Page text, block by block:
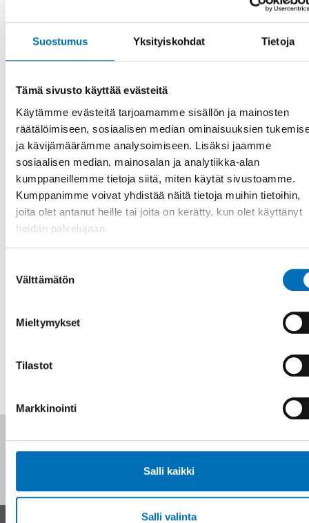
Suostumus Yksityiskohdat Tietoja
Tämä sivusto käyttää evästeitä
Käytämme evästeitä tarjoamamme sisällön ja mainosten
räätälöimiseen, sosiaalisen median ominaisuuksien
ja kävijämäärämme analysoimiseen. Lisäksi jaamme
sosiaalisen median, mainosalan ja analytiikka-alan
kumppaneillemme tietoja siitä, miten käytät sivustoamme.
Kumppanimme voivat yhdistää näitä tietoja muihin tietoihin,
joita olet antanut heille tai joita on kerätty, kun olet käyttänyt
heidän palvelujaan.
valinta
Välttämätön
Mieltymykset
Tilastot
Markkinointi
Salli kaikki
Salli valinta
Deltagare
Vi välkomnar särskilt som deltagare:
Beslutsfattare (politiker och tjänstepersoner) med
(teckenspråkstolkning och skrivtolkning) i alla länder.
Relevanta nordiska aktörer som kan främja samarbete
och mobilitet. Ibland dessa Info Norden, Nordplus,
Gränshinderrådet och Nordplus små språk
Företrädare för Dövas Nordiska Råd och Dövas Nordiska
Ungdomsråd
Seuraa meitä sosiaalisessa mediassa: